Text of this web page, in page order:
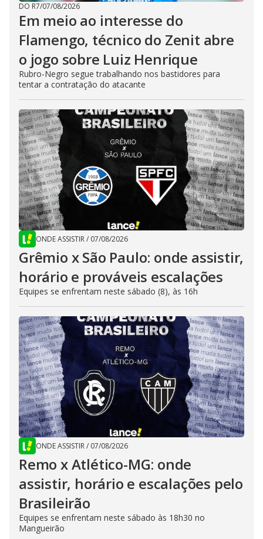
DO R7/07/08/2026
Em meio ao interesse do
Flamengo, técnico do Zenit abre
o jogo sobre Luiz Henrique
Rubro-Negro segue trabalhando nos bastidores para
tentar a contratação do atacante
ONDE ASSISTIR/ 07/08/2026
Grêmio x São Paulo: onde assistir,
horário e prováveis escalações
Equipes se enfrentam neste sábado (8), às 16h
ONDE ASSISTIR/ 07/08/2026
Remo x Atlético-MG: onde
assistir, horário e escalações pelo
Brasileirão
Equipes se enfrentam neste sábado às 18h30 no
Mangueirão